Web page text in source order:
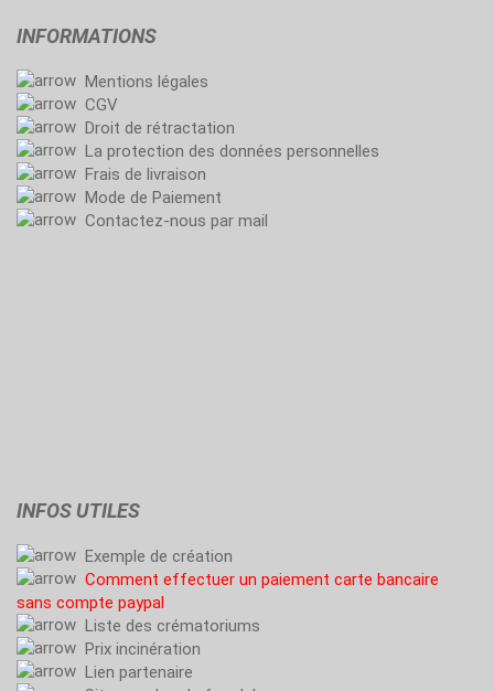
INFORMATIONS
Mentions légales
CGV
Droit de rétractation
La protection des données personnelles
Frais de livraison
Mode de Paiement
Contactez-nous par mail
INFOS UTILES
Exemple de création
Comment effectuer un paiement carte bancaire
sans compte paypal
Liste des crématoriums
Prix incinération
Lien partenaire